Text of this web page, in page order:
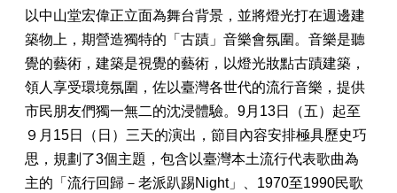
以中山堂宏偉正立面為舞台背景，並將燈光打在週邊建
築物上，期營造獨特的「古蹟」音樂會氛圍。 音樂是聽
覺的藝術，建築是視覺的藝術，以燈光妝點古蹟建築，
領人享受環境氛圍，佐以臺灣各世代的流行音樂，提供
市民朋友們獨一無二的沈浸體驗。 9月13日（五）起至
９月15日（日）三天的演出，節目內容安排極具歷史巧
思，規劃了3個主題，包含以臺灣本土流行代表歌曲為
主的「流行回歸－老派趴踢Night」、1970至1990民歌